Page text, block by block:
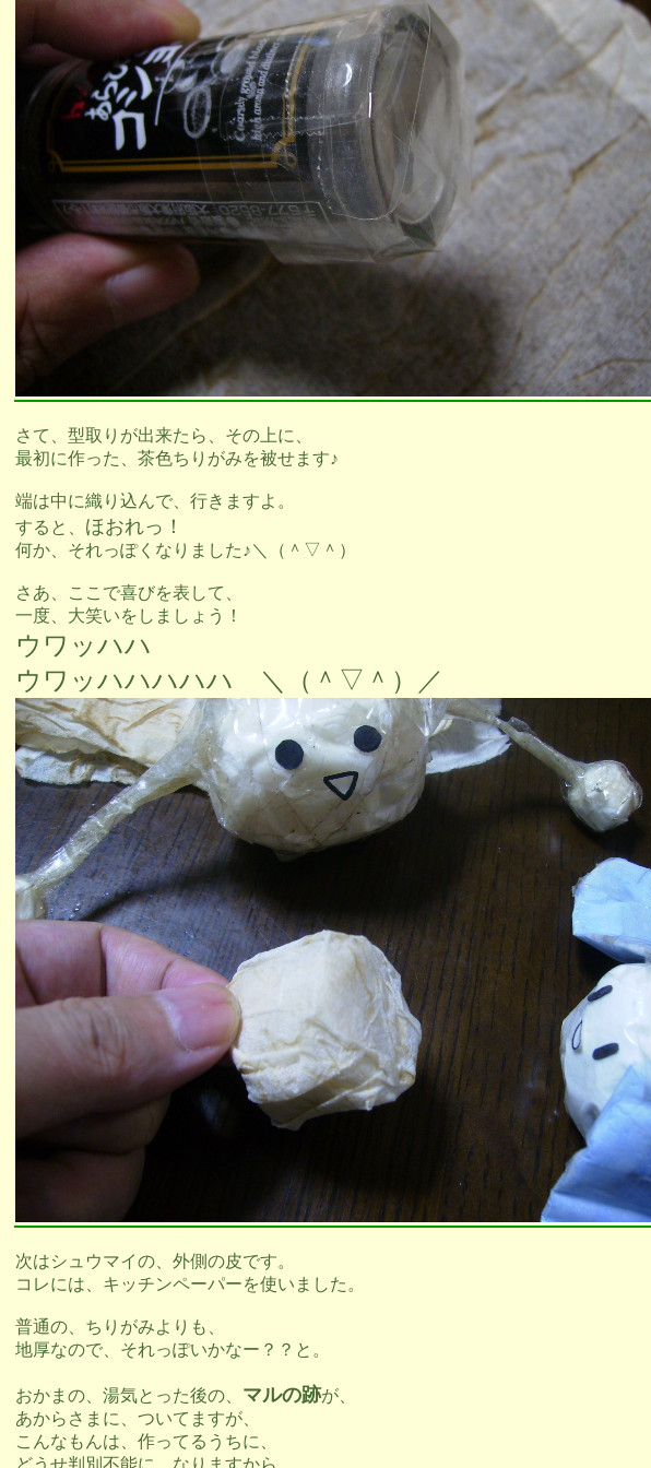
さて、型取りが出来たら、その上に、
最初に作った、茶色ちりがみを被せます♪
端は中に織り込んで、行きますよ。
すると、 ほおれっ！
何か、それっぽくなりました♪＼（＾▽＾）
さあ、ここで喜びを表して、
一度、大笑いをしましょう！
ウワッハハ
ウワッハハハハハ ＼（＾▽＾）／
次はシュウマイの、外側の皮です。
コレには、キッチンペーパーを使いました。
普通の、ちりがみよりも、
地厚なので、それっぽいかなー？？と。
おかまの、湯気とった後の、 マルの跡が、
あからさまに、ついてますが、
こんなもんは、作ってるうちに、
どうせ判別不能に、なりますから、